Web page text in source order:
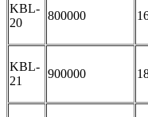
KBL-
20
800000
KBL-
21
900000